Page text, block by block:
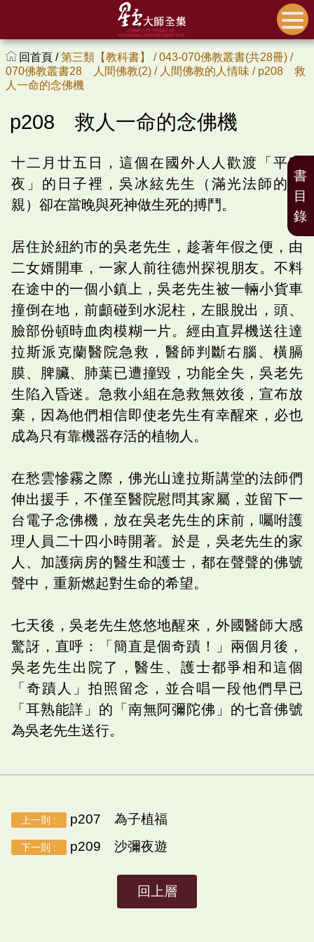
回首頁 /第三類【教科書】 /043-070佛教叢書(共28冊) /
070佛教叢書28 人間佛教(2) / 人間佛教的人情味 / p208 救
人一命的念佛機
p208 救人一命的念佛機
十二月廿五日，這個在國外人人歡渡「平安
夜」的日子裡，吳冰絃先生（滿光法師的父
親）卻在當晚與死神做生死的搏鬥。
居住於紐約市的吳老先生，趁著年假之便，由
二女婿開車，一家人前往德州探視朋友。不料
在途中的一個小鎮上，吳老先生被一輛小貨車
撞倒在地，前顱碰到水泥柱，左眼脫出，頭、
臉部份頓時血肉模糊一片。經由直昇機送往達
拉斯派克蘭醫院急救，醫師判斷右腦、橫膈
膜、脾臟、肺葉已遭撞毀，功能全失，吳老先
生陷入昏迷。急救小組在急救無效後，宣布放
棄，因為他們相信即使老先生有幸醒來，必也
成為只有靠機器存活的植物人。
在愁雲慘霧之際，佛光山達拉斯講堂的法師們
伸出援手，不僅至醫院慰問其家屬，並留下一
台電子念佛機，放在吳老先生的床前，囑咐護
理人員二十四小時開著。於是，吳老先生的家
人、加護病房的醫生和護士，都在聲聲的佛號
聲中，重新燃起對生命的希望。
七天後，吳老先生悠悠地醒來，外國醫師大感
驚訝，直呼：「簡直是個奇蹟！」兩個月後，
吳老先生出院了，醫生、護士都爭相和這個
「奇蹟人」拍照留念，並合唱一段他們早已
「耳熟能詳」的「南無阿彌陀佛」的七音佛號
為吳老先生送行。
上一則 : p207 為子植福
下一則 : p209 沙彌夜遊
回上層
書
目
錄